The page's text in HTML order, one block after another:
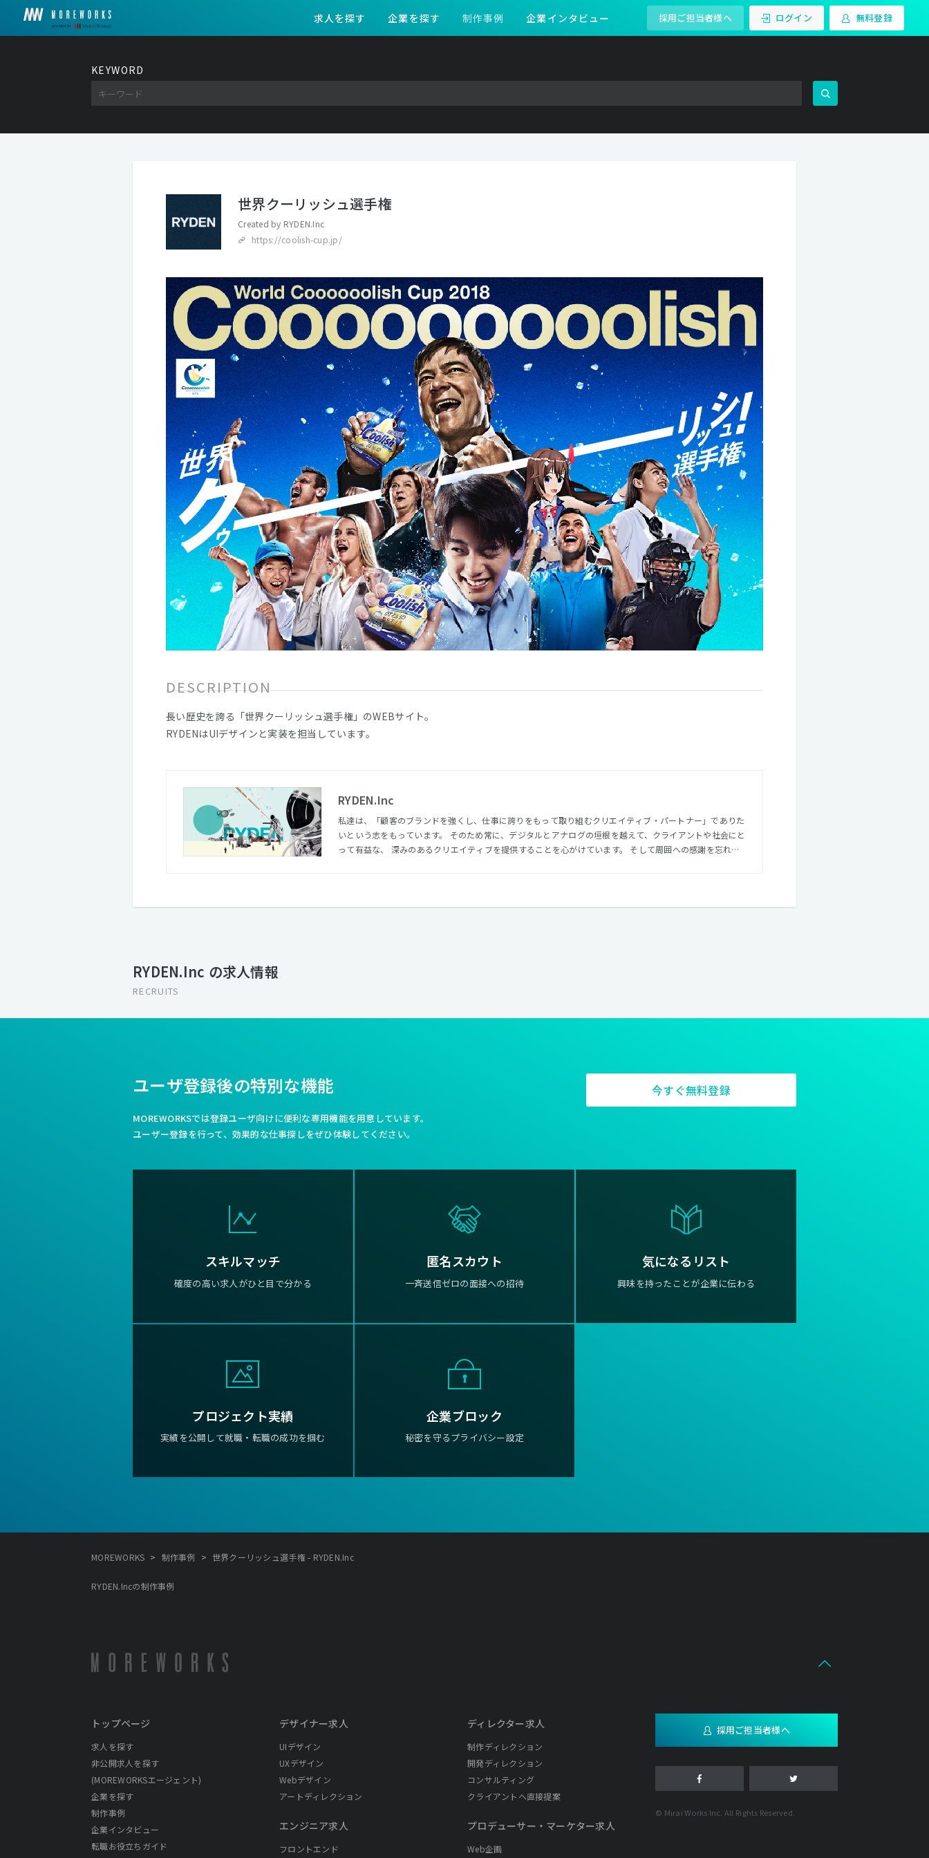
求人を探す 企業を探す 制作事例 企業インタビュー 採用ご担当者様へ ログイン 無料登録
KEYWORD
世界クーリッシュ選手権
Created by RYDEN.Inc
https://coolish-cup.jp/
DESCRIPTION
長い歴史を誇る「世界クーリッシュ選手権」のWEBサイト。
RYDENはUIデザインと実装を担当しています。
RYDEN.Inc
私達は、「顧客のブランドを強くし、仕事に誇りをもって取り組むクリエイティブ・パートナー」でありた
いという志をもっています。 そのため常に、デジタルとアナログの垣根を越えて、クライアントや社会にと
って有益な、 深みのあるクリエイティブを提供することを心がけています。 そして周囲への感謝を忘れな
RYDEN.Inc の求人情報
RECRUITS
ユーザ登録後の特別な機能
MOREWORKSでは登録ユーザ向けに便利な専用機能を用意しています。
ユーザー登録を行って、効果的な仕事探しをぜひ体験してください。
今すぐ無料登録
スキルマッチ
確度の高い求人がひと目で分かる
匿名スカウト
一斉送信ゼロの面接への招待
気になるリスト
興味を持ったことが企業に伝わる
プロジェクト実績
実績を公開して就職・転職の成功を掴む
企業ブロック
秘密を守るプライバシー設定
MOREWORKS > 制作事例 > 世界クーリッシュ選手権 - RYDEN.Inc
RYDEN.Incの制作事例
トップページ
求人を探す
非公開求人を探す
(MOREWORKSエージェント)
企業を探す
制作事例
企業インタビュー
転職お役立ちガイド
デザイナー求人
UIデザイン
UXデザイン
Webデザイン
アートディレクション
エンジニア求人
フロントエンド
ディレクター求人
制作ディレクション
開発ディレクション
コンサルティング
クライアントへ直接提案
プロデューサー・ マーケター求人
Web企画
採用ご担当者様へ
© Mirai Works Inc. All Rights Reserved.